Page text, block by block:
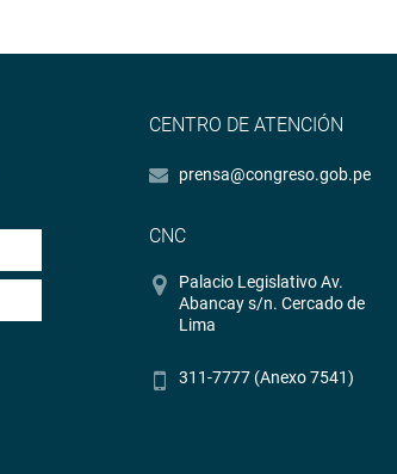
CENTRO DE ATENCIÓN
prensa@congreso.gob.pe
CNC
Palacio Legislativo Av.
Abancay s/n. Cercado de
Lima
311-7777 (Anexo 7541)